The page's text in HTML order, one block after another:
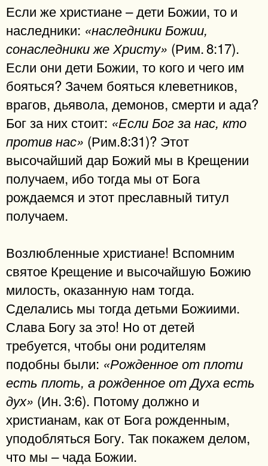
Если же христиане – дети Божии, то и
наследники: «наследники Божии,
сонаследники же Христу» (Рим. 8:17).
Если они дети Божии, то кого и чего им
бояться? Зачем бояться клеветников,
врагов, дьявола, демонов, смерти и ада?
Бог за них стоит: «Если Бог за нас, кто
против нас» (Рим.8:31)? Этот
высочайший дар Божий мы в Крещении
получаем, ибо тогда мы от Бога
рождаемся и этот преславный титул
получаем.
Возлюбленные христиане! Вспомним
святое Крещение и высочайшую Божию
милость, оказанную нам тогда.
Сделались мы тогда детьми Божиими.
Слава Богу за это! Но от детей
требуется, чтобы они родителям
подобны были: «Рожденное от плоти
есть плоть, а рожденное от Духа есть
дух» (Ин. 3:6). Потому должно и
христианам, как от Бога рожденным,
уподобляться Богу. Так покажем делом,
что мы – чада Божии.